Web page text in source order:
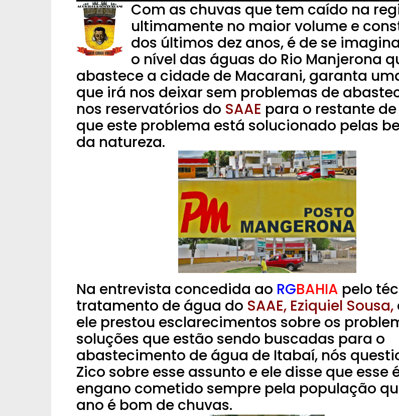
Com as chuvas que tem caído na
ultimamente no maior volume e
dos últimos dez anos, é de se
o nível das águas do Rio Manjerona
abastece a cidade de Macarani, garanta
que irá nos deixar sem problemas de
nos reservatórios do SAAE para o restante de
que este problema está solucionado pelas
da natureza.
Na entrevista concedida ao RGBAHIA pelo
tratamento de água do SAAE, Eziquiel Sousa,
ele prestou esclarecimentos sobre os
soluções que estão sendo buscadas para o
abastecimento de água de Itabaí, nós
Zico sobre esse assunto e ele disse que esse
engano cometido sempre pela população
ano é bom de chuvas.